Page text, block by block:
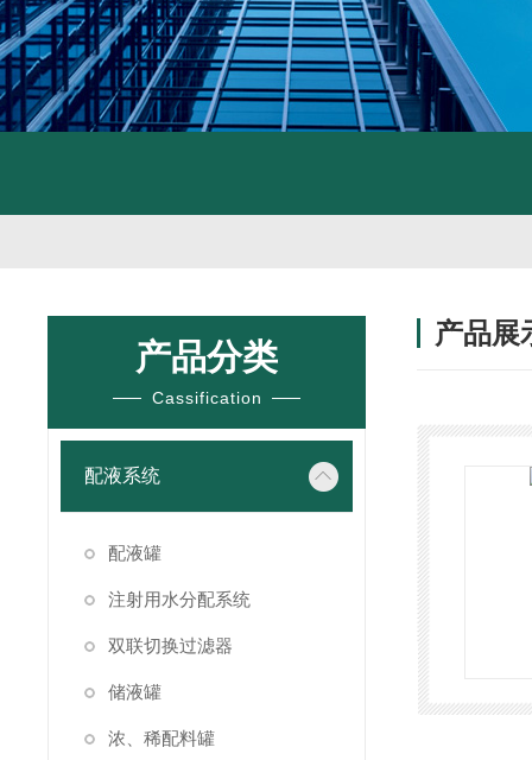
产品分类
Cassification
配液系统
配液罐
注射用水分配系统
双联切换过滤器
储液罐
浓、稀配料罐
产品展